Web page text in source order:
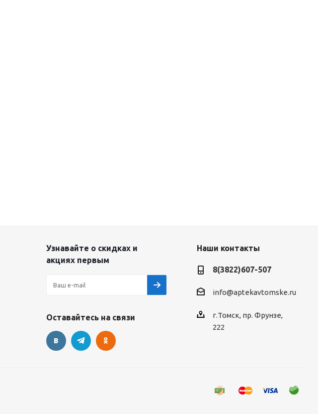
Узнавайте о скидках и
акциях первым
Оставайтесь на связи
Наши контакты
8(3822)607-507
info@aptekavtomske.ru
г.Томск, пр. Фрунзе,
222